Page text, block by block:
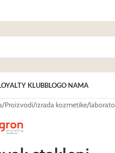
KLUBBLOGO NAMA
/Proizvodi/izrada kozmetike/